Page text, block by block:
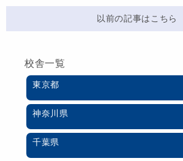
以前の記事はこちら
校舎一覧
東京都
神奈川県
千葉県